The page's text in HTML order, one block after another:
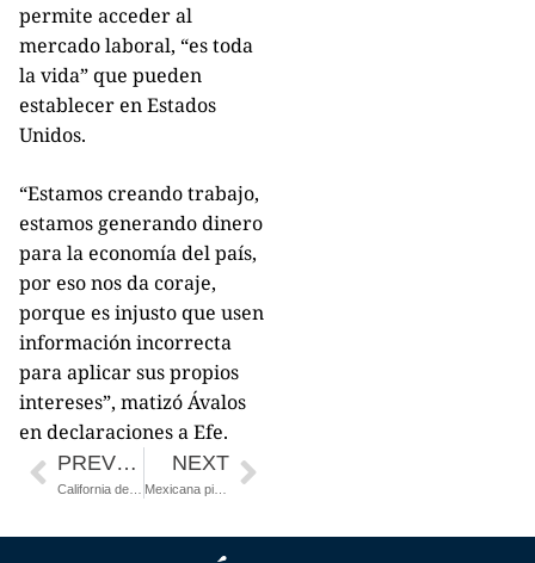
permite acceder al
mercado laboral, “es toda
la vida” que pueden
establecer en Estados
Unidos.
“Estamos creando trabajo,
estamos generando dinero
para la economía del país,
por eso nos da coraje,
porque es injusto que usen
información incorrecta
para aplicar sus propios
intereses”, matizó Ávalos
en declaraciones a Efe.
PREVIOUS NEXT
Mexicana pide permiso humanitario para despedirse de su esposo moribundo